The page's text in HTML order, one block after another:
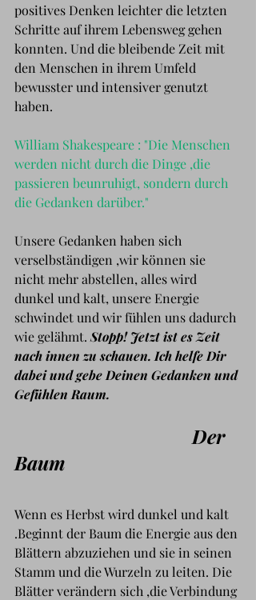
positives Denken leichter die letzten
Schritte auf ihrem Lebensweg gehen
konnten. Und die bleibende Zeit mit
den Menschen in ihrem Umfeld
bewusster und intensiver genutzt
haben.
William Shakespeare : "Die Menschen
werden nicht durch die Dinge ,die
passieren beunruhigt, sondern durch
die Gedanken darüber."
Unsere Gedanken haben sich
verselbständigen ,wir können sie
nicht mehr abstellen, alles wird
dunkel und kalt, unsere Energie
schwindet und wir fühlen uns dadurch
wie gelähmt. Stopp! Jetzt ist es Zeit
nach innen zu schauen. Ich helfe Dir
dabei und gebe Deinen Gedanken und
Gefühlen Raum.
Baum
Wenn es Herbst wird dunkel und kalt
.Beginnt der Baum die Energie aus den
Blättern abzuziehen und sie in seinen
Stamm und die Wurzeln zu leiten. Die
Blätter verändern sich ,die Verbindung